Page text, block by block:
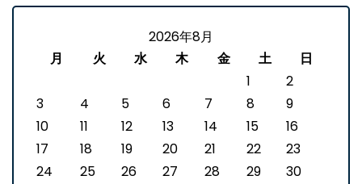
2026年8月
月
火 水 木 金 土
日
1
2
3
4 5 6 7 8
9
10
11 12 13 14 15
16
17
18 19 20 21 22
23
24
25 26 27 28 29
30